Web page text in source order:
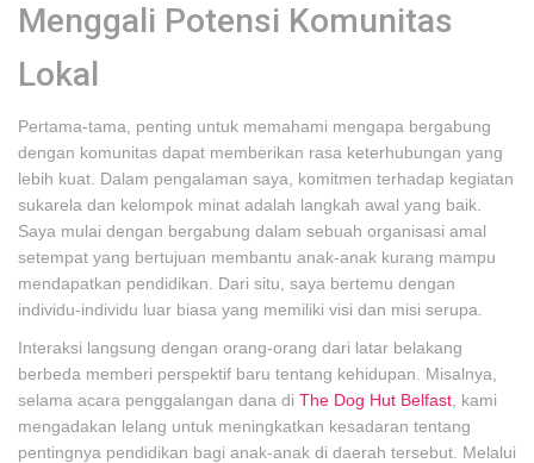
Menggali Potensi Komunitas
Lokal
Pertama-tama, penting untuk memahami mengapa bergabung
dengan komunitas dapat memberikan rasa keterhubungan yang
lebih kuat. Dalam pengalaman saya, komitmen terhadap kegiatan
sukarela dan kelompok minat adalah langkah awal yang baik.
Saya mulai dengan bergabung dalam sebuah organisasi amal
setempat yang bertujuan membantu anak-anak kurang mampu
mendapatkan pendidikan. Dari situ, saya bertemu dengan
individu-individu luar biasa yang memiliki visi dan misi serupa.
Interaksi langsung dengan orang-orang dari latar belakang
berbeda memberi perspektif baru tentang kehidupan. Misalnya,
selama acara penggalangan dana di The Dog Hut Belfast , kami
mengadakan lelang untuk meningkatkan kesadaran tentang
pentingnya pendidikan bagi anak-anak di daerah tersebut. Melalui